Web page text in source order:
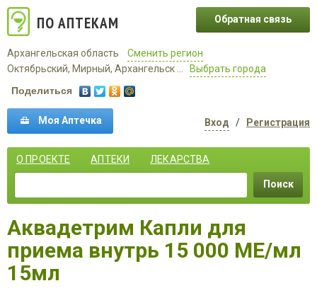
ПО АПТЕКАМ
Архангельская область
Сменить регион
Октябрьский, Мирный, Архангельск ...
Выбрать города
Обратная связь
Поделиться
Моя Аптечка Вход / Регистрация
О ПРОЕКТЕ АПТЕКИ ЛЕКАРСТВА
Поиск
Аквадетрим Капли для
приема внутрь 15 000 МЕ/мл
15мл